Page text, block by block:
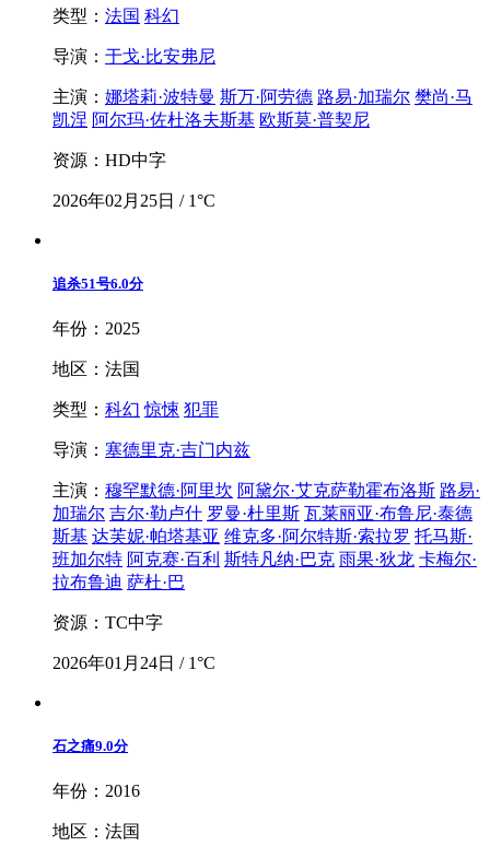
类型： 法国 科幻
导演： 于戈·比安弗尼
主演： 娜塔莉·波特曼 斯万·阿劳德 路易·加瑞尔 樊尚·马
凯涅 阿尔玛·佐杜洛夫斯基 欧斯莫·普契尼
资源：HD中字
2026年02月25日 / 1°C
追杀51号6.0分
年份：2025
地区：法国
类型： 科幻 惊悚 犯罪
导演： 塞德里克·吉门内兹
主演： 穆罕默德·阿里坎 阿黛尔·艾克萨勒霍布洛斯 路易·
加瑞尔 吉尔·勒卢什 罗曼·杜里斯 瓦莱丽亚·布鲁尼·泰德
斯基 达芙妮·帕塔基亚 维克多·阿尔特斯·索拉罗 托马斯·
班加尔特 阿克赛·百利 斯特凡纳·巴克 雨果·狄龙 卡梅尔·
拉布鲁迪 萨杜·巴
资源：TC中字
2026年01月24日 / 1°C
石之痛9.0分
年份：2016
地区：法国